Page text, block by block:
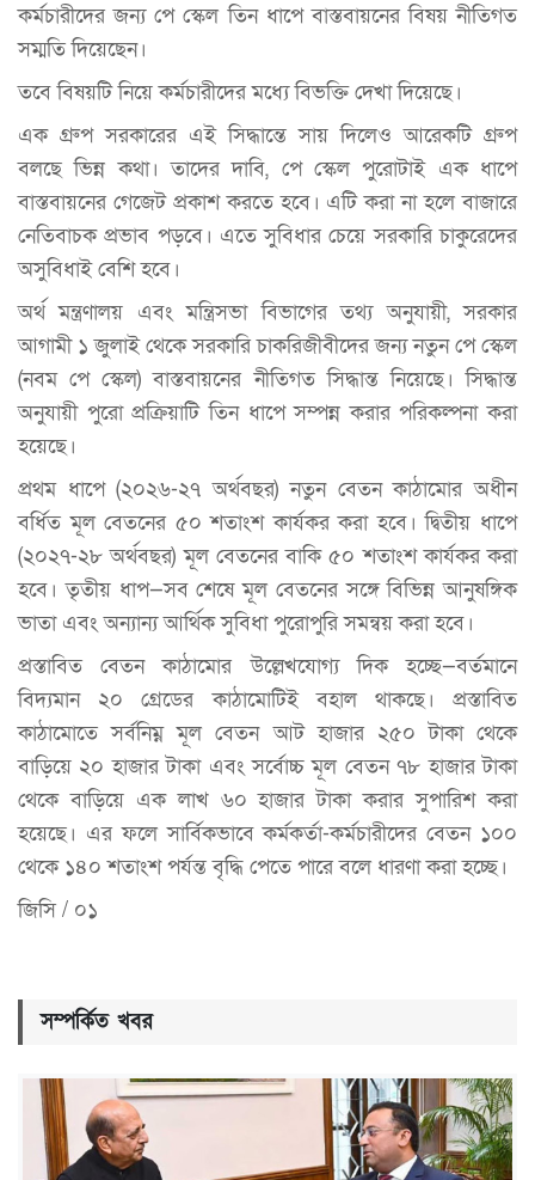
কর্মচারীদের জন্য পে স্কেল তিন ধাপে বাস্তবায়নের বিষয় নীতিগত
সম্মতি দিয়েছেন।
তবে বিষয়টি নিয়ে কর্মচারীদের মধ্যে বিভক্তি দেখা দিয়েছে।
এক গ্রুপ সরকারের এই সিদ্ধান্তে সায় দিলেও আরেকটি গ্রুপ
বলছে ভিন্ন কথা। তাদের দাবি, পে স্কেল পুরোটাই এক ধাপে
বাস্তবায়নের গেজেট প্রকাশ করতে হবে। এটি করা না হলে বাজারে
নেতিবাচক প্রভাব পড়বে। এতে সুবিধার চেয়ে সরকারি চাকুরেদের
অসুবিধাই বেশি হবে।
অর্থ মন্ত্রণালয় এবং মন্ত্রিসভা বিভাগের তথ্য অনুযায়ী, সরকার
আগামী ১ জুলাই থেকে সরকারি চাকরিজীবীদের জন্য নতুন পে স্কেল
(নবম পে স্কেল) বাস্তবায়নের নীতিগত সিদ্ধান্ত নিয়েছে। সিদ্ধান্ত
অনুযায়ী পুরো প্রক্রিয়াটি তিন ধাপে সম্পন্ন করার পরিকল্পনা করা
হয়েছে।
প্রথম ধাপে (২০২৬-২৭ অর্থবছর) নতুন বেতন কাঠামোর অধীন
বর্ধিত মূল বেতনের ৫০ শতাংশ কার্যকর করা হবে। দ্বিতীয় ধাপে
(২০২৭-২৮ অর্থবছর) মূল বেতনের বাকি ৫০ শতাংশ কার্যকর করা
হবে। তৃতীয় ধাপ—সব শেষে মূল বেতনের সঙ্গে বিভিন্ন আনুষঙ্গিক
ভাতা এবং অন্যান্য আর্থিক সুবিধা পুরোপুরি সমন্বয় করা হবে।
প্রস্তাবিত বেতন কাঠামোর উল্লেখযোগ্য দিক হচ্ছে—বর্তমানে
বিদ্যমান ২০ গ্রেডের কাঠামোটিই বহাল থাকছে। প্রস্তাবিত
কাঠামোতে সর্বনিম্ন মূল বেতন আট হাজার ২৫০ টাকা থেকে
বাড়িয়ে ২০ হাজার টাকা এবং সর্বোচ্চ মূল বেতন ৭৮ হাজার টাকা
থেকে বাড়িয়ে এক লাখ ৬০ হাজার টাকা করার সুপারিশ করা
হয়েছে। এর ফলে সার্বিকভাবে কর্মকর্তা-কর্মচারীদের বেতন ১০০
থেকে ১৪০ শতাংশ পর্যন্ত বৃদ্ধি পেতে পারে বলে ধারণা করা হচ্ছে।
জিসি / ০১
সম্পর্কিত খবর